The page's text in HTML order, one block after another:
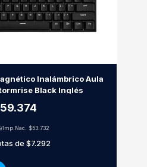
Inalámbrico Aula
Black Inglés
Imp.Nac. $53.732
de $7.292